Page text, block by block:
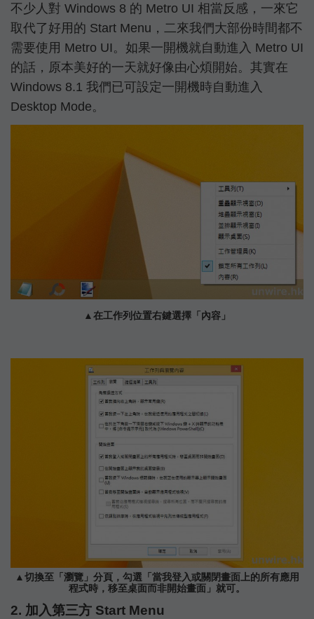
不少人對 Windows 8 的 Metro UI 相當反感，一來它
取代了好用的 Start Menu，二來我們大部份時間都不
需要使用 Metro UI。如果一開機就自動進入 Metro UI
的話，原本美好的一天就好像由心煩開始。其實在
Windows 8.1 我們已可設定一開機時自動進入
Desktop Mode。
▲在工作列位置右鍵選擇「內容」
▲切換至「瀏覽」分頁，勾選「當我登入或關閉畫面上的所有應用
程式時，移至桌面而非開始畫面」就可。
2. 加入第三方 Start Menu